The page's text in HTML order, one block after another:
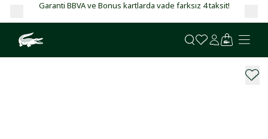
Garanti BBVA ve Bonus kartlarda vade farksız 4 taksit!